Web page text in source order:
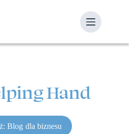
Hand
Blog dla biznesu